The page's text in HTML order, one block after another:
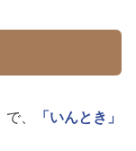
で、
「いんとき」